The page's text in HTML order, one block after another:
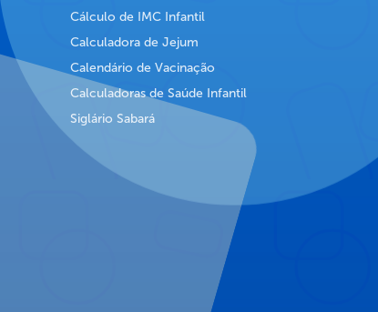
Cálculo de IMC Infantil
Calculadora de Jejum
Calendário de Vacinação
Calculadoras de Saúde Infantil
Siglário Sabará